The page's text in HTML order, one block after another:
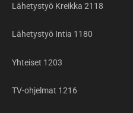
Lähetystyö Kreikka 2118
Lähetystyö Intia 1180
Yhteiset 1203
TV-ohjelmat 1216